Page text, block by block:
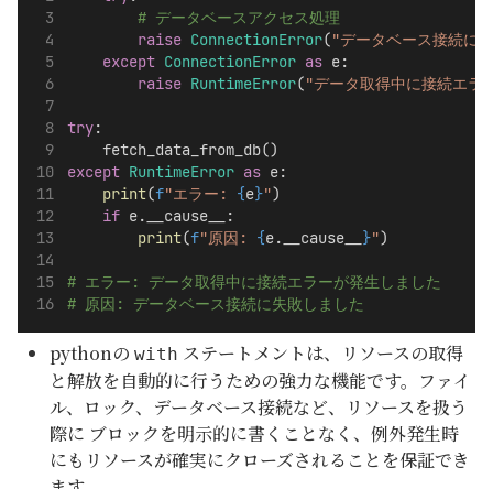
# データベースアクセス処理
raise ConnectionError("データベース接続に
except ConnectionError as e:
raise RuntimeError("データ取得中に接続エラ
try:
    fetch_data_from_db()
except RuntimeError as e:
print(f"エラー: {e}")
if e.__cause__:
print(f"原因: {e.__cause__ }")
# エラー: データ取得中に接続エラーが発生しました
# 原因: データベース接続に失敗しました
pythonのwith ステートメントは、リソースの取得
と解放を自動的に行うための強力な機能です。ファイ
ル、ロック、データベース接続など、リソースを扱う
際に ブロックを明示的に書くことなく、例外発生時
にもリソースが確実にクローズされることを保証でき